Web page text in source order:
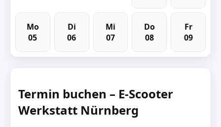
Mo
05
Di
06
Mi
07
Do
08
Fr
09
Termin buchen – E-Scooter
Werkstatt Nürnberg